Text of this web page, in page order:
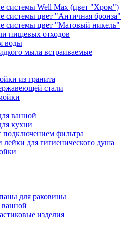
системы Well Max (цвет "Хром")
системы цвет "Античная бронза"
системы цвет "Матовый никель"
пищевых отходов
воды
мыла встраиваемые
из гранита
стали
ванной
кухни
подключением фильтра
лейки для гигиенического душа
для раковины
ванной
изделия